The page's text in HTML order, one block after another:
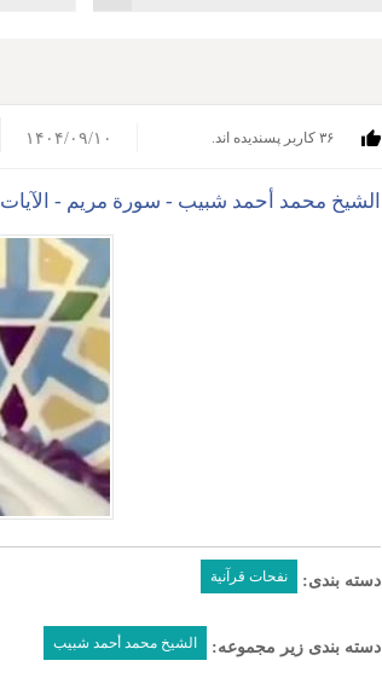
۳۶ کاربر پسندیده اند.‎ ۱۴۰۴/۰۹/۱۰
الشیخ محمد أحمد شبیب - سورة مریم - الآیات ۷۵ و ۷۶
دسته بندی: نفحات قرآنیة
دسته بندی زیر مجموعه: الشیخ محمد أحمد شبیب